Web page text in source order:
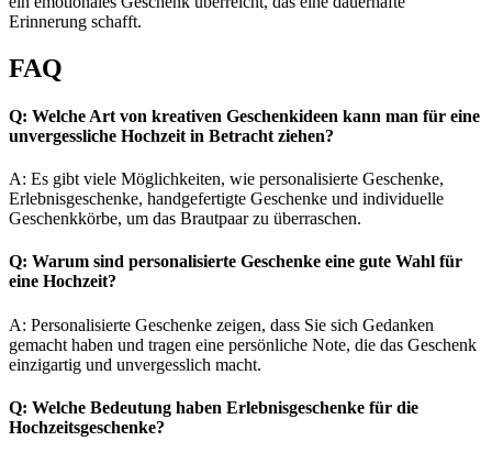
Erinnerung schafft.
FAQ
Q: Welche Art von kreativen Geschenkideen kann man für eine
unvergessliche Hochzeit in Betracht ziehen?
A: Es gibt viele Möglichkeiten, wie personalisierte Geschenke,
Erlebnisgeschenke, handgefertigte Geschenke und individuelle
Geschenkkörbe, um das Brautpaar zu überraschen.
Q: Warum sind personalisierte Geschenke eine gute Wahl für
eine Hochzeit?
A: Personalisierte Geschenke zeigen, dass Sie sich Gedanken
gemacht haben und tragen eine persönliche Note, die das Geschenk
einzigartig und unvergesslich macht.
Q: Welche Bedeutung haben Erlebnisgeschenke für die
Hochzeitsgeschenke?